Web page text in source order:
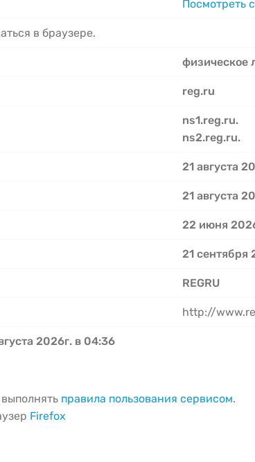
Посмотреть
в браузере.
физическое
reg.ru
ns1.reg.ru.
ns2.reg.ru.
21 августа
21 августа
22 июня
21 сентября
REGRU
http://
2026г. в 04:36
правила пользования сервисом.
Firefox